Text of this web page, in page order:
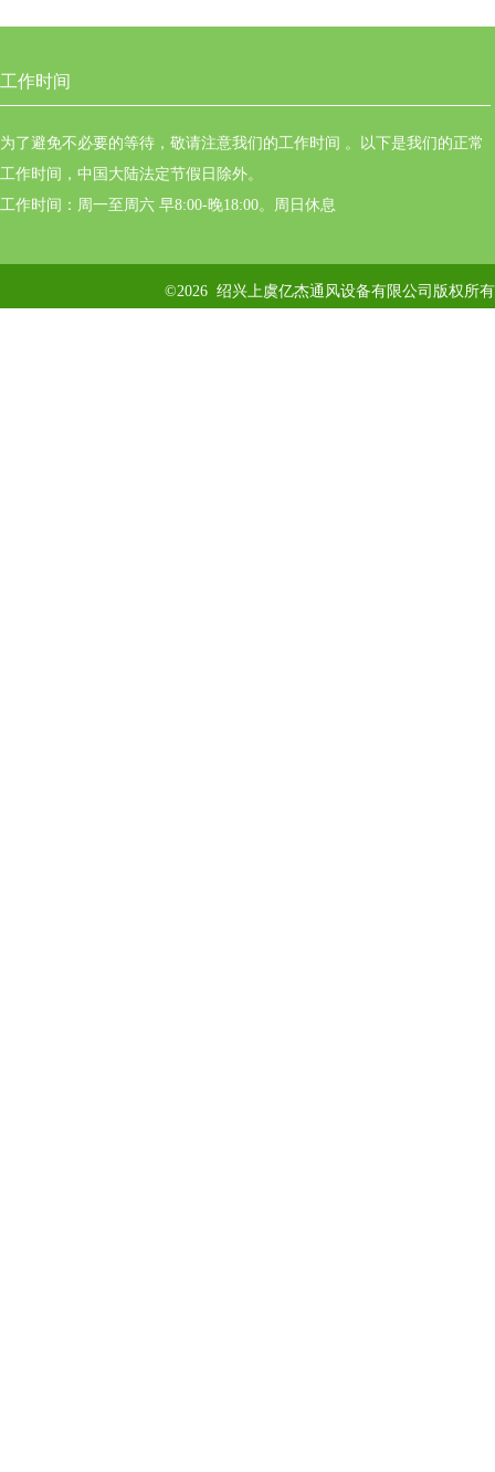
工作时间
为了避免不必要的等待，敬请注意我们的工作时间 。以下是我们的正常
工作时间，中国大陆法定节假日除外。
工作时间：周一至周六 早8:00-晚18:00。周日休息
©2026 绍兴上虞亿杰通风设备有限公司版权所有